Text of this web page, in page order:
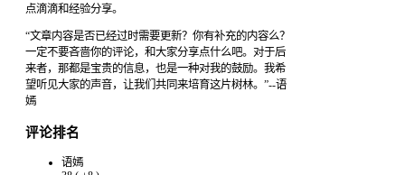
点滴滴和经验分享。
“文章内容是否已经过时需要更新？你有补充的内容么？
一定不要吝啬你的评论，和大家分享点什么吧。对于后
来者，那都是宝贵的信息，也是一种对我的鼓励。我希
望听见大家的声音，让我们共同来培育这片树林。”--语
嫣
评论排名
语嫣